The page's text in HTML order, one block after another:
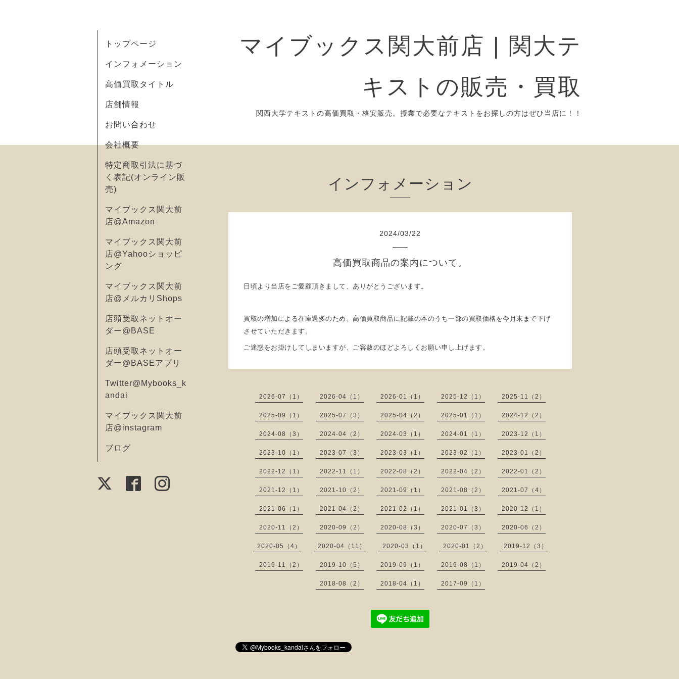
マイブックス関大前店 | 関大テ
キストの販売・買取
関西大学テキストの高価買取・格安販売。授業で必要なテキストをお探しの方はぜひ当店に！！
トップページ
インフォメーション
高価買取タイトル
店舗情報
お問い合わせ
会社概要
特定商取引法に基づ
く表記(オンライン販
売)
マイブックス関大前
店@Amazon
マイブックス関大前
店@Yahooショッピ
ング
マイブックス関大前
店@メルカリShops
店頭受取ネットオー
ダー@BASE
店頭受取ネットオー
ダー@BASEアプリ
Twitter@Mybooks_k
andai
マイブックス関大前
店@instagram
ブログ
インフォメーション
2024/03/22
高価買取商品の案内について。
日頃より当店をご愛顧頂きまして、ありがとうございます。
買取の増加による在庫過多のため、高価買取商品に記載の本のうち一部の買取価格を今月末まで下げ
させていただきます。
ご迷惑をお掛けしてしまいますが、ご容赦のほどよろしくお願い申し上げます。
2026-07（1） 2026-04（1） 2026-01（1） 2025-12（1） 2025-11（2）
2025-09（1） 2025-07（3） 2025-04（2） 2025-01（1） 2024-12（2）
2024-08（3） 2024-04（2） 2024-03（1） 2024-01（1） 2023-12（1）
2023-10（1） 2023-07（3） 2023-03（1） 2023-02（1） 2023-01（2）
2022-12（1） 2022-11（1） 2022-08（2） 2022-04（2） 2022-01（2）
2021-12（1） 2021-10（2） 2021-09（1） 2021-08（2） 2021-07（4）
2021-06（1） 2021-04（2） 2021-02（1） 2021-01（3） 2020-12（1）
2020-11（2） 2020-09（2） 2020-08（3） 2020-07（3） 2020-06（2）
2020-05（4） 2020-04（11） 2020-03（1） 2020-01（2） 2019-12（3）
2019-11（2） 2019-10（5） 2019-09（1） 2019-08（1） 2019-04（2）
2018-08（2） 2018-04（1） 2017-09（1）